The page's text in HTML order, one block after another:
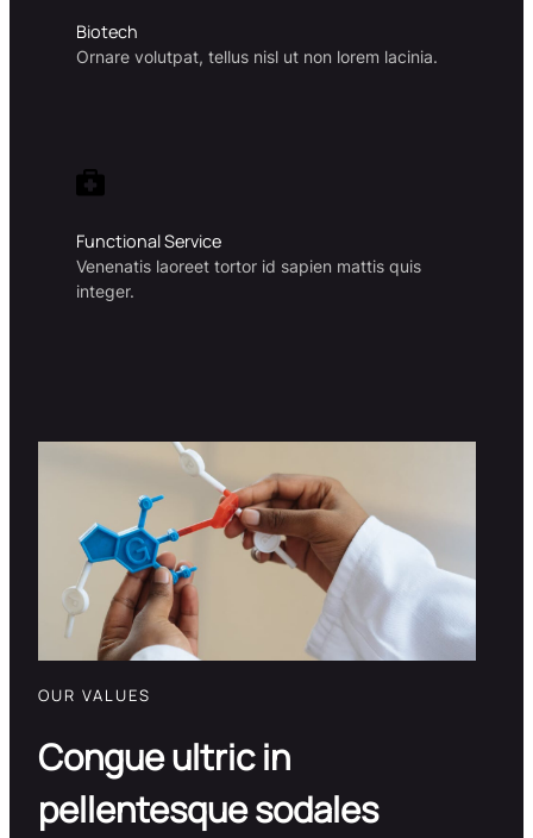
Biotech
Ornare volutpat, tellus nisl ut non lorem lacinia.
Functional Service
Venenatis laoreet tortor id sapien mattis quis
integer.
OUR VALUES
Congue ultric in
pellentesque sodales